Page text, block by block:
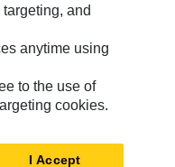
Cookie Settings
SA-Arabic© 2026 Caterpillar. كل الحقوق محفوظة
and
anytime using
to the use of
cookies.
I Accept